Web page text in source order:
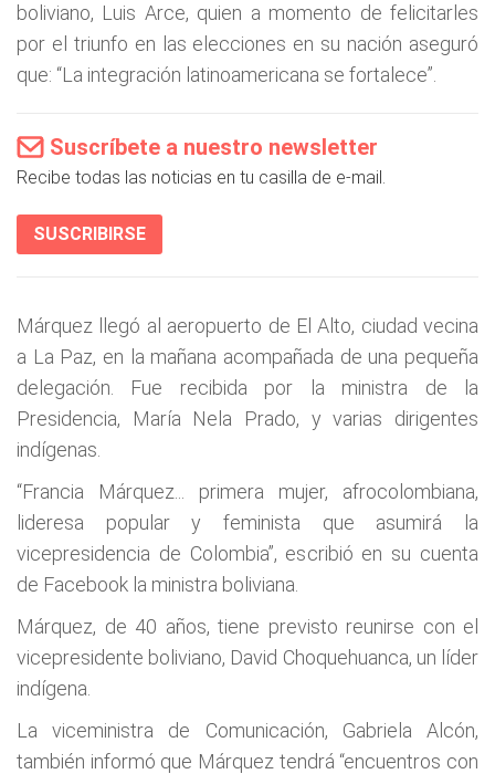
boliviano, Luis Arce, quien a momento de felicitarles
por el triunfo en las elecciones en su nación aseguró
que: “La integración latinoamericana se fortalece”.
Suscríbete a nuestro newsletter
Recibe todas las noticias en tu casilla de e-mail.
SUSCRIBIRSE
Márquez llegó al aeropuerto de El Alto, ciudad vecina
a La Paz, en la mañana acompañada de una pequeña
delegación. Fue recibida por la ministra de la
Presidencia, María Nela Prado, y varias dirigentes
indígenas.
“Francia Márquez... primera mujer, afrocolombiana,
lideresa popular y feminista que asumirá la
vicepresidencia de Colombia”, escribió en su cuenta
de Facebook la ministra boliviana.
Márquez, de 40 años, tiene previsto reunirse con el
vicepresidente boliviano, David Choquehuanca, un líder
indígena.
La viceministra de Comunicación, Gabriela Alcón,
también informó que Márquez tendrá “encuentros con